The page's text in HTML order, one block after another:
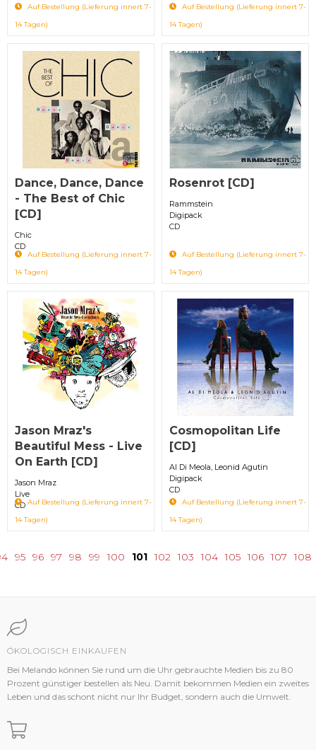
Auf Bestellung (Lieferung innert 7-
14 Tagen)
Auf Bestellung (Lieferung innert 7-
14 Tagen)
Dance, Dance, Dance
- The Best of Chic
[CD]
Chic
CD
Auf Bestellung (Lieferung innert 7-
14 Tagen)
Rosenrot [CD]
Rammstein
Digipack
CD
Auf Bestellung (Lieferung innert 7-
14 Tagen)
Jason Mraz's
Beautiful Mess - Live
On Earth [CD]
Jason Mraz
Live
CD Auf Bestellung (Lieferung innert 7-
14 Tagen)
Cosmopolitan Life
[CD]
Al Di Meola, Leonid Agutin
Digipack
CD
Auf Bestellung (Lieferung innert 7-
14 Tagen)
95 96 97 98 99 100 101 102 103 104 105 106 107 108
ÖKOLOGISCH EINKAUFEN
Bei Melando können Sie rund um die Uhr gebrauchte Medien bis zu 80
Prozent günstiger bestellen als Neu. Damit bekommen Medien ein zweites
Leben und das schont nicht nur Ihr Budget, sondern auch die Umwelt.